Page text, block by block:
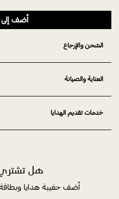
أضف إلى
الشحن والإرجاع
العناية والصيانة
خدمات تقديم الهدايا
هل
أضف حقيبة هدايا